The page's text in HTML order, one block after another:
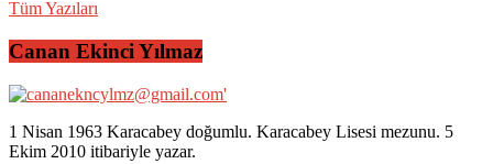
Tüm Yazıları
Canan Ekinci Yılmaz
1 Nisan 1963 Karacabey doğumlu. Karacabey Lisesi mezunu. 5
Ekim 2010 itibariyle yazar.